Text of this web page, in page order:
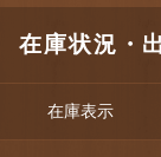
在庫状況・
在庫表示